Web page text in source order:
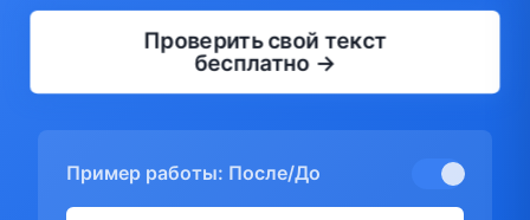
Проверить свой текст
бесплатно →
Пример работы: После/До